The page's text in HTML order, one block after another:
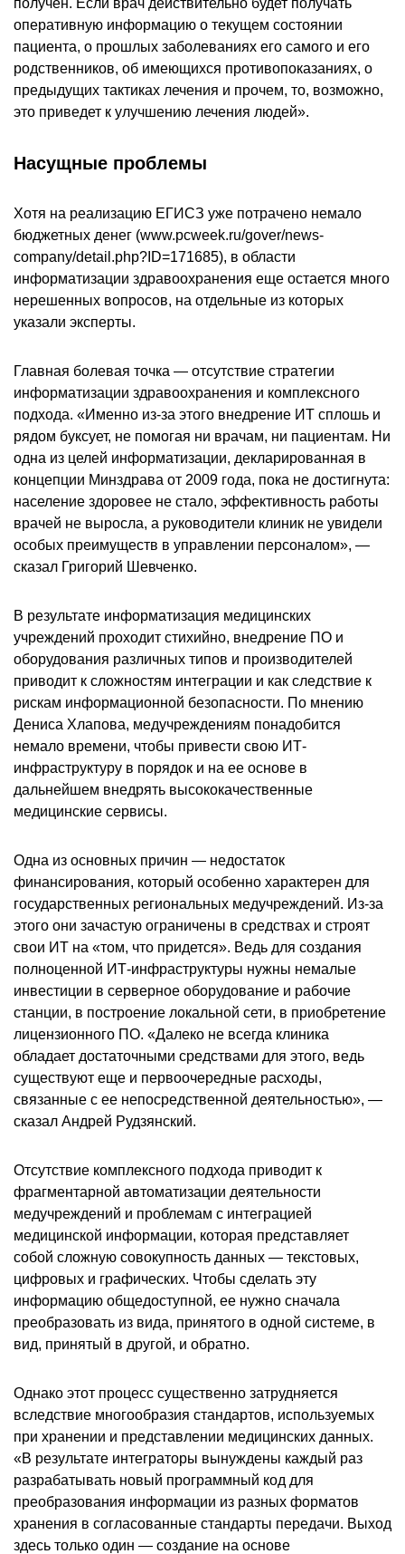
получен. Если врач действительно будет получать
оперативную информацию о текущем состоянии
пациента, о прошлых заболеваниях его самого и его
родственников, об имеющихся противопоказаниях, о
предыдущих тактиках лечения и прочем, то, возможно,
это приведет к улучшению лечения людей».
Насущные проблемы
Хотя на реализацию ЕГИСЗ уже потрачено немало
бюджетных денег (www.pcweek.ru/gover/news-
company/detail.php?ID=171685), в области
информатизации здравоохранения еще остается много
нерешенных вопросов, на отдельные из которых
указали эксперты.
Главная болевая точка — отсутствие стратегии
информатизации здравоохранения и комплексного
подхода. «Именно из-за этого внедрение ИТ сплошь и
рядом буксует, не помогая ни врачам, ни пациентам. Ни
одна из целей информатизации, декларированная в
концепции Минздрава от 2009 года, пока не достигнута:
население здоровее не стало, эффективность работы
врачей не выросла, а руководители клиник не увидели
особых преимуществ в управлении персоналом», —
сказал Григорий Шевченко.
В результате информатизация медицинских
учреждений проходит стихийно, внедрение ПО и
оборудования различных типов и производителей
приводит к сложностям интеграции и как следствие к
рискам информационной безопасности. По мнению
Дениса Хлапова, медучреждениям понадобится
немало времени, чтобы привести свою ИТ-
инфраструктуру в порядок и на ее основе в
дальнейшем внедрять высококачественные
медицинские сервисы.
Одна из основных причин — недостаток
финансирования, который особенно характерен для
государственных региональных медучреждений. Из-за
этого они зачастую ограничены в средствах и строят
свои ИТ на «том, что придется». Ведь для создания
полноценной ИТ-инфраструктуры нужны немалые
инвестиции в серверное оборудование и рабочие
станции, в построение локальной сети, в приобретение
лицензионного ПО. «Далеко не всегда клиника
обладает достаточными средствами для этого, ведь
существуют еще и первоочередные расходы,
связанные с ее непосредственной деятельностью», —
сказал Андрей Рудзянский.
Отсутствие комплексного подхода приводит к
фрагментарной автоматизации деятельности
медучреждений и проблемам с интеграцией
медицинской информации, которая представляет
собой сложную совокупность данных — текстовых,
цифровых и графических. Чтобы сделать эту
информацию общедоступной, ее нужно сначала
преобразовать из вида, принятого в одной системе, в
вид, принятый в другой, и обратно.
Однако этот процесс существенно затрудняется
вследствие многообразия стандартов, используемых
при хранении и представлении медицинских данных.
«В результате интеграторы вынуждены каждый раз
разрабатывать новый программный код для
преобразования информации из разных форматов
хранения в согласованные стандарты передачи. Выход
здесь только один — создание на основе